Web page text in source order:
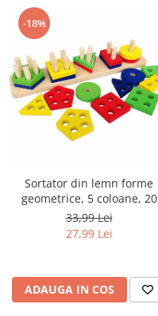
-18%
Sortator din lemn forme
geometrice, 5 coloane, 20
piese, 29 cm, multicolor
33,99 Lei
27,99 Lei
ADAUGA IN COS